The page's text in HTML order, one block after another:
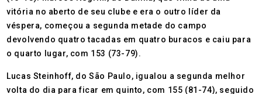
vitória no aberto de seu clube e era o outro líder da
véspera, começou a segunda metade do campo
devolvendo quatro tacadas em quatro buracos e caiu para
o quarto lugar, com 153 (73-79).
Lucas Steinhoff, do São Paulo, igualou a segunda melhor
volta do dia para ficar em quinto, com 155 (81-74), seguido